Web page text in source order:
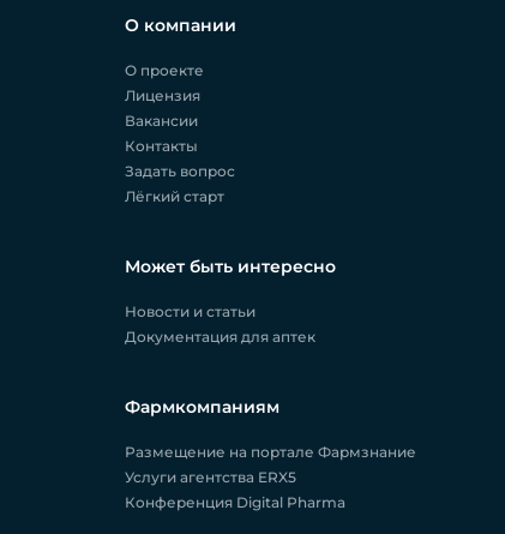
О компании
О проекте
Лицензия
Вакансии
Контакты
Задать вопрос
Лёгкий старт
Может быть интересно
Новости и статьи
Документация для аптек
Фармкомпаниям
Размещение на портале Фармзнание
Услуги агентства ERX5
Конференция Digital Pharma